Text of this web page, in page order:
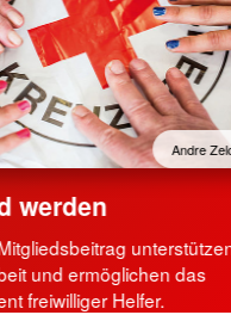
Andre
werden
und ermöglichen das
freiwilliger Helfer.